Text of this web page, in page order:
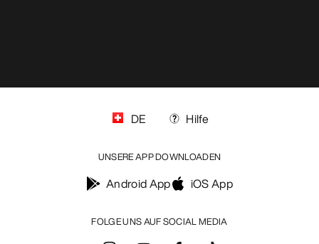
FOLGE UNS AUF SOCIAL MEDIA
DE Hilfe
UNSERE APP DOWNLOADEN
Android App iOS App